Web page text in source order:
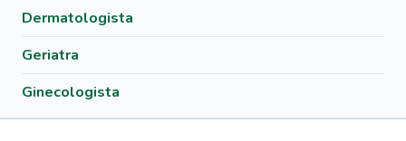
Dermatologista
Geriatra
Ginecologista